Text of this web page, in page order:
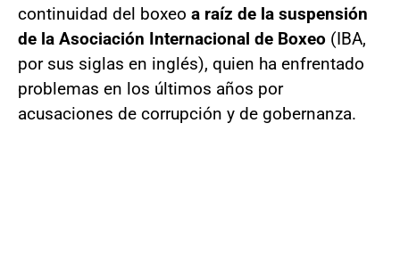
continuidad del boxeo a raíz de la suspensión
de la Asociación Internacional de Boxeo (IBA,
por sus siglas en inglés), quien ha enfrentado
problemas en los últimos años por
acusaciones de corrupción y de gobernanza.